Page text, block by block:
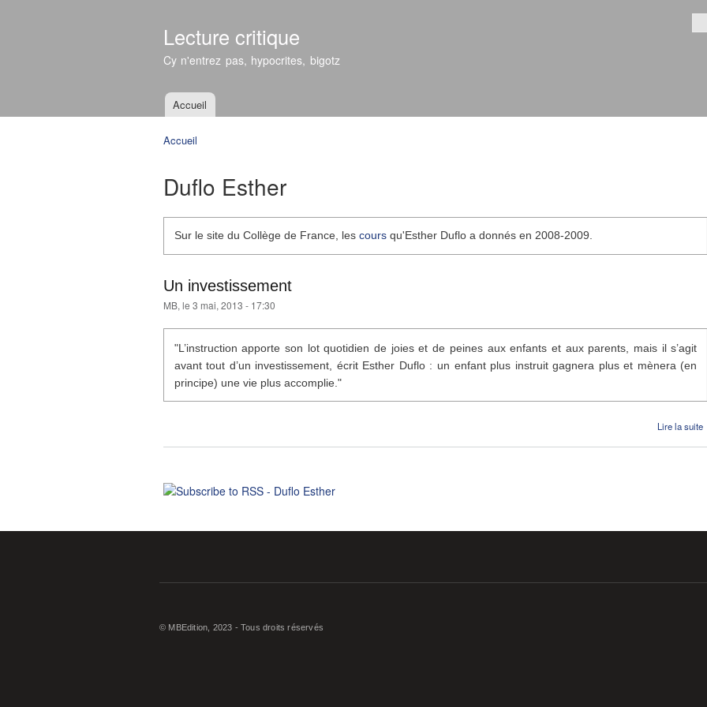
Lecture critique
Cy n'entrez pas, hypocrites, bigotz
Menu principal
Accueil
Accueil
Duflo Esther
Sur le site du Collège de France, les coursqu'Esther Duflo a donnés en 2008-2009.
Un investissement
MB, le 3 mai, 2013 - 17:30
"L’instruction apporte son lot quotidien de joies et de peines aux enfants et aux parents, mais il s’agit
avant tout d’un investissement, écrit Esther Duflo : un enfant plus instruit gagnera plus et mènera (en
principe) une vie plus accomplie."
Lire la suite
© MBEdition, 2023 - Tous droits réservés